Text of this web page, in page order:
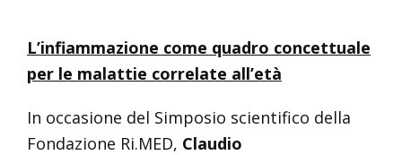
L’infiammazione come quadro concettuale
per le malattie correlate all’età
In occasione del Simposio scientifico della
Fondazione Ri.MED, Claudio